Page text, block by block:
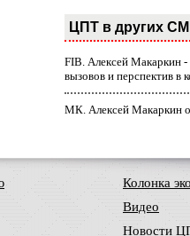
ЦПТ в других
FIB. Алексей Макаркин
вызовов и перспектив
МК. Алексей Макаркин о
Колонка
Видео
Новости